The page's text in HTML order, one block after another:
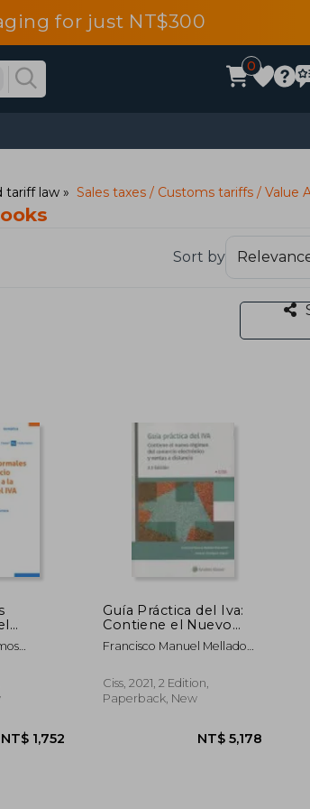
for just NT$300
0
tariff law Sales taxes / Customs tariffs / Value
Sort by
a
iva (in
Mauricio
Guía Práctica del Iva:
Contiene el Nuevo
Régimen del
Comercio Electrónico
Spanish)
Francisco Manuel Mellado
Rodr&Iacute;Guez Vegazo
Ciss, 2021, 2 Edition,
Paperback, New